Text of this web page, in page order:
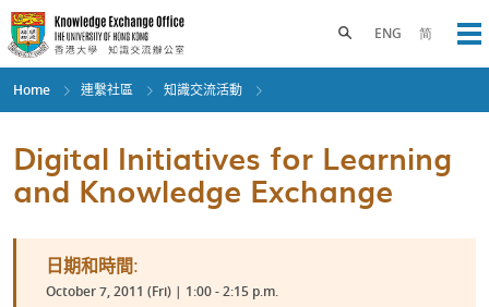
Skip
to
main
content
ENG 简
Toggle search panel
Home 連繫社區 知識交流活動
Digital Initiatives for Learning
and Knowledge Exchange
日期和時間:
October 7, 2011 (Fri) | 1:00 - 2:15 p.m.